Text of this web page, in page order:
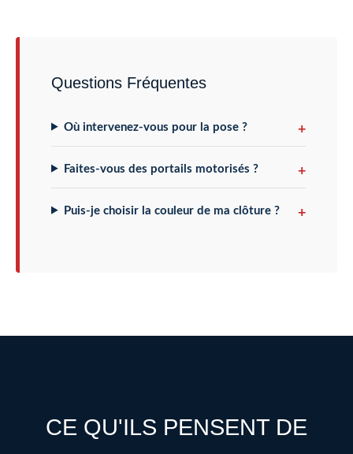
Questions Fréquentes
Où intervenez-vous pour la pose ?
Faites-vous des portails motorisés ?
Puis-je choisir la couleur de ma clôture ?
CE QU'ILS PENSENT DE